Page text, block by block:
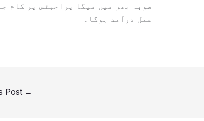
صوبہ بھر میں میگا پراجیٹس پر کام
عمل درآمد ہوگا۔
←